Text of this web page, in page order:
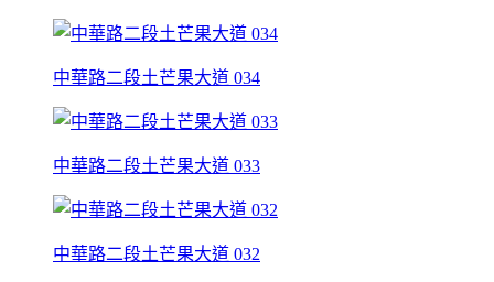
中華路二段土芒果大道 034
中華路二段土芒果大道 033
中華路二段土芒果大道 032